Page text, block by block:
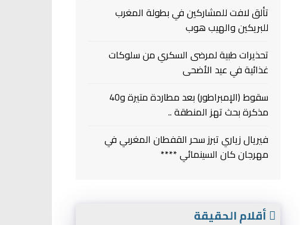
تألق لافت للمشاركين في بطولة المغرب
للبريكين والهيب هوب
تحذيرات طبية لمرضى السكري من سلوكات
غذائية في عيد الأضحى
سقوط (الإمبراطور) بعد مطاردة متيرة و40
مذكرة بحث تهز المنطقة ..
فيريال زياري تبرز سحر القفطان المغربي في
مهرجان كان السينمائي ****
أقلام الحقيقة